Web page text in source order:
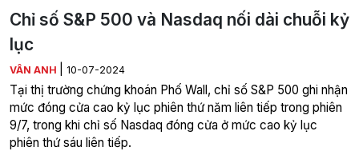
Chỉ số S&P 500 và Nasdaq nối dài chuỗi kỷ
lục
VÂN ANH 10-07-2024
Tại thị trường chứng khoán Phố Wall, chỉ số S&P 500 ghi nhận
mức đóng cửa cao kỷ lục phiên thứ năm liên tiếp trong phiên
9/7, trong khi chỉ số Nasdaq đóng cửa ở mức cao kỷ lục
phiên thứ sáu liên tiếp.